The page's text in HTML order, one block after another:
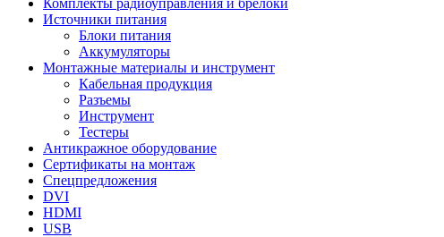
Источники питания
Блоки питания
Аккумуляторы
Монтажные материалы и инструмент
Кабельная продукция
Разъемы
Инструмент
Тестеры
Антикражное оборудование
Сертификаты на монтаж
Спецпредложения
DVI
HDMI
USB